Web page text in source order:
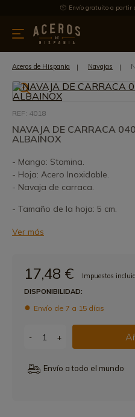
Envío gratuito a partir
menaje Ofertas Ultimas
Aceros de Hispania Navajas
REF: 4018
NAVAJA DE CARRACA
ALBAINOX
- Mango: Stamina.
- Hoja: Acero Inoxidable.
- Navaja de carraca.
- Tamaño de la hoja: 5 cm.
Ver más
17,48 €
Impuestos
DISPONIBILIDAD:
Envío de 7 a 15 días
- +
Envío a todo el mundo